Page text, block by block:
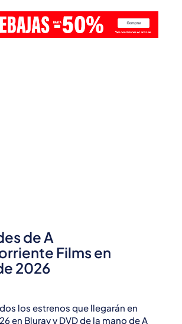
de A
Films en
2026
los estrenos que llegarán en
en Bluray y DVD de la mano de A